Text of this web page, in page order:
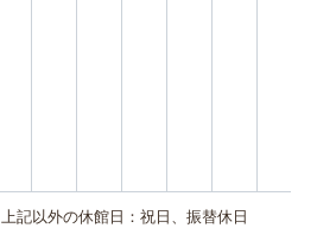
上記以外の休館日：祝日、振替休日